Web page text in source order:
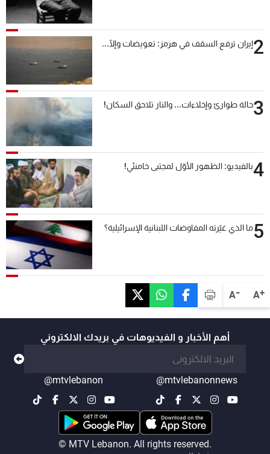
A+
A-
2إيران ترفع السقف في هرمز: تعويضات وإلّا...
3حالة طوارئ وإخلاءات... والنار تلاحق السكان!
4بالفيديو: الظهور الأوّل لمجتبى خامنئي!
5ما الذي غيّرته المفاوضات اللبنانية الإسرائيلية؟
أهم الأخبار و الفيديوهات في بريدك الالكتروني
@mtvlebanonnews
@mtvlebanon
© MTV Lebanon. All rights reserved.
شروط الإسـتخدام
سياسة الخصوصية